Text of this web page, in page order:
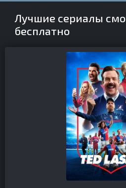
Лучшие сериалы
бесплатно